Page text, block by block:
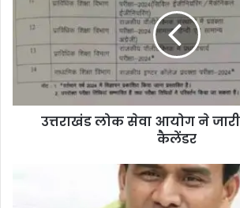
उत्तराखंड लोक सेवा आयोग ने जारी
कैलेंडर